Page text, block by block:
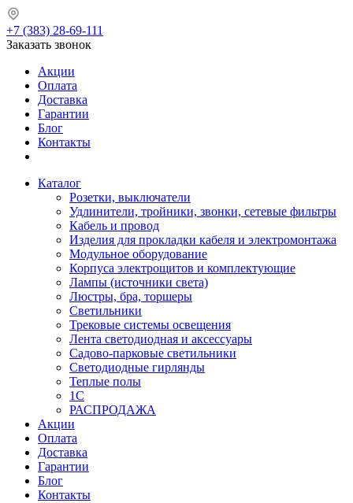
+7 (383) 28-69-111
Заказать звонок
Акции
Оплата
Доставка
Гарантии
Блог
Контакты
Каталог
Розетки, выключатели
Удлинители, тройники, звонки, сетевые фильтры
Кабель и провод
Изделия для прокладки кабеля и электромонтажа
Модульное оборудование
Корпуса электрощитов и комплектующие
Лампы (источники света)
Люстры, бра, торшеры
Светильники
Трековые системы освещения
Лента светодиодная и аксессуары
Садово-парковые светильники
Светодиодные гирлянды
Теплые полы
1С
РАСПРОДАЖА
Акции
Оплата
Доставка
Гарантии
Блог
Контакты